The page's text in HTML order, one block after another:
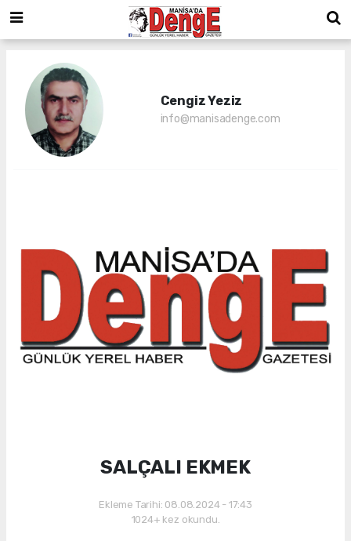
Cengiz Yeziz
info@manisadenge.com
SALÇALI EKMEK
Ekleme Tarihi: 08.08.2024 - 17:43
1024+ kez okundu.